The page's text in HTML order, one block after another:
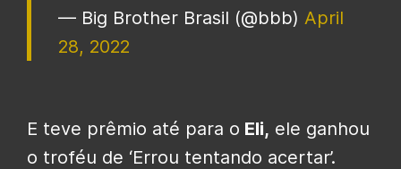
— Big Brother Brasil (@bbb) April
28, 2022
E teve prêmio até para o Eli, ele ganhou
o troféu de ‘Errou tentando acertar’.